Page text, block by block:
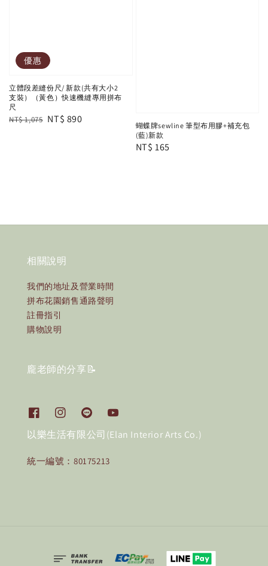
優惠
立體段差縫份尺/ 新款(共有大小2
支裝）（黃色）快速機縫專用拼布
尺
Regular
NT$ 1,075 Sale
NT$ 890
蝴蝶牌sewline 筆型布用膠+補充包
(藍)新款
Regular
NT$ 165
相關說明
我們的地址及營業時間
拼布花園銷售通路聲明
註冊指引
購物說明
龐老師的分享📝
以樂生活有限公司(Elan Interior Arts Co.)
統一編號：80175213